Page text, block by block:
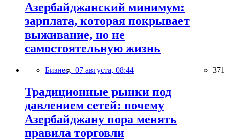
Азербайджанский минимум:
зарплата, которая покрывает
выживание, но не
самостоятельную жизнь
Бизнес, 07 августа, 08:44 371
Традиционные рынки под
давлением сетей: почему
Азербайджану пора менять
правила торговли